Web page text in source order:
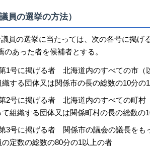
員の選挙の方法）
員の選挙に当たっては、次の各号に掲げ
のあった者を候補者とする。
1号に掲げる者 北海道内のすべての市（
織する団体又は関係市の長の総数の10分の
2号に掲げる者 北海道内のすべての町村
組織する団体又は関係町村の長の総数の
3号に掲げる者 関係市の議会の議長をも
定数の総数の80分の1以上の者